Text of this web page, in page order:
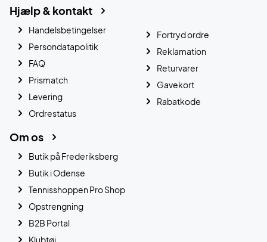
Hjælp & kontakt
Handelsbetingelser
Persondatapolitik
FAQ
Prismatch
Levering
Ordrestatus
Fortryd ordre
Reklamation
Returvarer
Gavekort
Rabatkode
Om os
Butik på Frederiksberg
Butik i Odense
Tennisshoppen Pro Shop
Opstrengning
B2B Portal
Klubtøj